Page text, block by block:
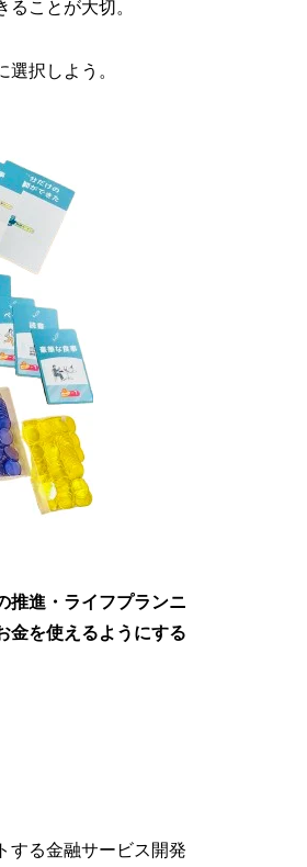
ことが大切。
択しよう。
推進・ライフプランニ
金を使えるようにする
する金融サービス開発